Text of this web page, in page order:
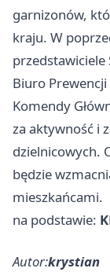
garnizonów,
kraju. W
przedstawiciele
Biuro Prewencji
Komendy
za aktywność i
dzielnicowych.
będzie
mieszkańcami.
na podstawie:
Autor:krystian